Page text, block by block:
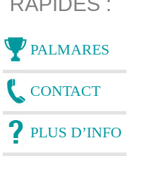
PALMARES
CONTACT
PLUS D’INFO